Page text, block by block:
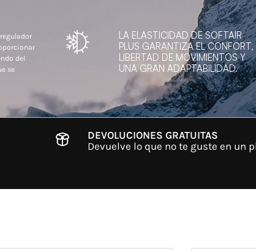
del
se
LA ELASTICIDAD DE SOFTAIR
PLUS GARANTIZA EL CONFORT,
LIBERTAD DE MOVIMIENTOS Y
UNA GRAN ADAPTABILIDAD.
DEVOLUCIONES GRATUITAS
Devuelve lo que no te guste en un